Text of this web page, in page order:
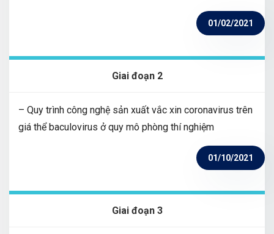
01/02/2021
Giai đoạn 2
– Quy trình công nghệ sản xuất vắc xin coronavirus trên
giá thể baculovirus ở quy mô phòng thí nghiệm
01/10/2021
Giai đoạn 3